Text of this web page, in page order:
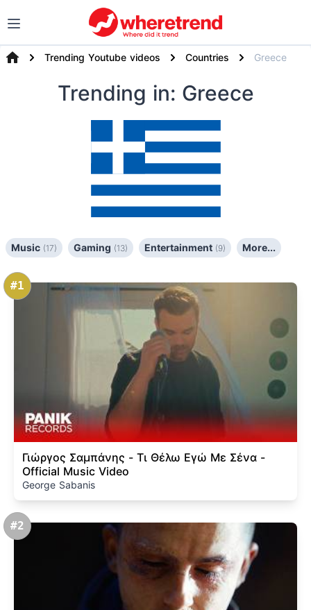
Trending Youtube videos Countries Greece
Trending in: Greece
Music (17) Gaming (13) Entertainment (9) More...
#1
Γιώργος Σαμπάνης - Τι Θέλω Εγώ Με Σένα -
Official Music Video
George Sabanis
#2